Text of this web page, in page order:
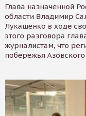
Глава назначенной
области Владимир
Лукашенко в ходе
этого разговора
журналистам, что
побережья